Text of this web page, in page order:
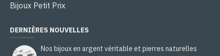
Bijoux Petit Prix
DERNIÈRES NOUVELLES
Nos bijoux en argent véritable et pierres naturelles